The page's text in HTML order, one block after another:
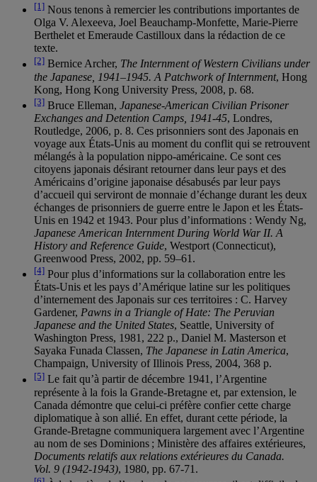
[1] Nous tenons à remercier les contributions importantes de
Olga V. Alexeeva, Joel Beauchamp-Monfette, Marie-Pierre
Berthelet et Emeraude Castilloux dans la rédaction de ce
texte.
[2] Bernice Archer, The Internment of Western Civilians under
the Japanese, 1941–1945. A Patchwork of Internment, Hong
Kong, Hong Kong University Press, 2008, p. 68.
[3] Bruce Elleman, Japanese-American Civilian Prisoner
Exchanges and Detention Camps, 1941-45, Londres,
Routledge, 2006, p. 8. Ces prisonniers sont des Japonais en
voyage aux États-Unis au moment du conflit qui se retrouvent
mélangés à la population nippo-américaine. Ce sont ces
citoyens japonais désirant retourner dans leur pays et des
Américains d’origine japonaise désabusés par leur pays
d’accueil qui serviront de monnaie d’échange durant les deux
échanges de prisonniers de guerre entre le Japon et les États-
Unis en 1942 et 1943. Pour plus d’informations : Wendy Ng,
Japanese American Internment During World War II. A
History and Reference Guide, Westport (Connecticut),
Greenwood Press, 2002, pp. 59–61.
[4] Pour plus d’informations sur la collaboration entre les
États-Unis et les pays d’Amérique latine sur les politiques
d’internement des Japonais sur ces territoires : C. Harvey
Gardener, Pawns in a Triangle of Hate: The Peruvian
Japanese and the United States, Seattle, University of
Washington Press, 1981, 222 p., Daniel M. Masterson et
Sayaka Funada Classen, The Japanese in Latin America,
Champaign, University of Illinois Press, 2004, 368 p.
[5] Le fait qu’à partir de décembre 1941, l’Argentine
représente à la fois la Grande-Bretagne et, par extension, le
Canada démontre que celui-ci préfère confier cette charge
diplomatique à son allié. En effet, durant cette période, la
Grande-Bretagne communiquera largement avec l’Argentine
au nom de ses Dominions ; Ministère des affaires extérieures,
Documents relatifs aux relations extérieures du Canada.
Vol. 9 (1942-1943), 1980, pp. 67-71.